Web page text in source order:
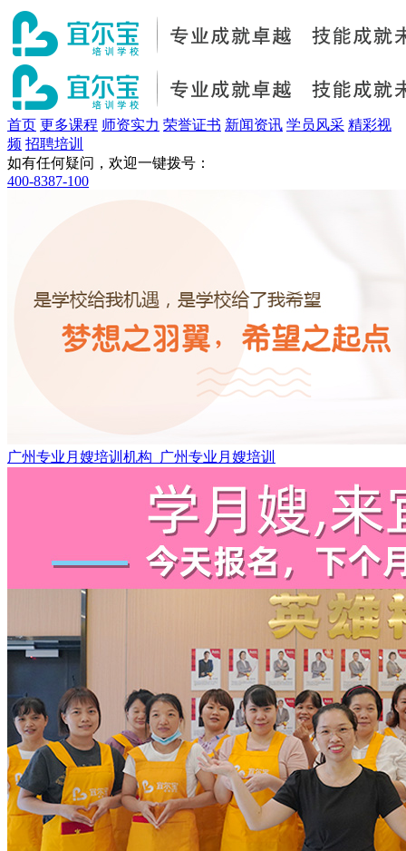
首页 更多课程 师资实力 荣誉证书 新闻资讯 学员风采 精彩视
频 招聘培训
如有任何疑问，欢迎一键拨号：
400-8387-100
广州专业月嫂培训机构_广州专业月嫂培训